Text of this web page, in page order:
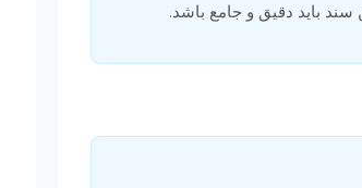
باید دقیق و جامع باشد.